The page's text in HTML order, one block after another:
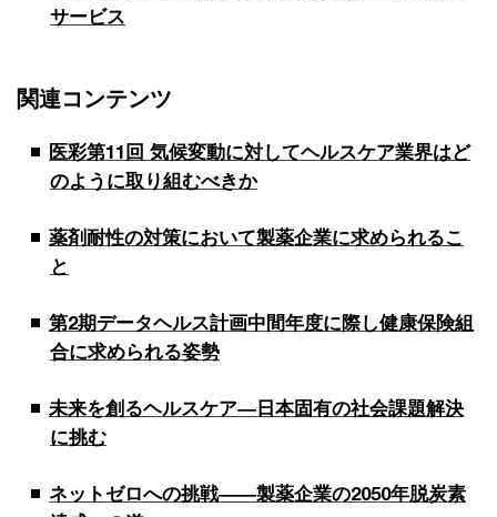
サービス
関連コンテンツ
医彩第11回 気候変動に対してヘルスケア業界はど
のように取り組むべきか
薬剤耐性の対策において製薬企業に求められるこ
と
第2期データヘルス計画中間年度に際し健康保険組
合に求められる姿勢
未来を創るヘルスケア―日本固有の社会課題解決
に挑む
ネットゼロへの挑戦――製薬企業の2050年脱炭素